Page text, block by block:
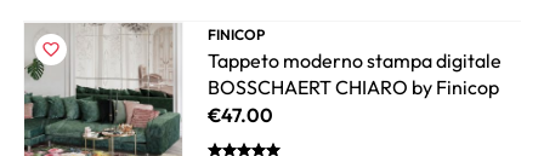
FINICOP
Tappeto moderno stampa digitale
BOSSCHAERT CHIARO by Finicop
€47.00